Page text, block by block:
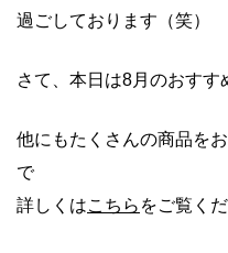
過ごしております（笑）
さて、本日は8月のおす
他にもたくさんの商品を
で
詳しくはこちら をご覧くだ